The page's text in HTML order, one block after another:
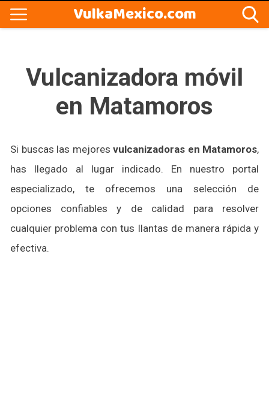
VulkaMexico.com
Vulcanizadora móvil
en Matamoros
Si buscas las mejores vulcanizadoras en Matamoros,
has llegado al lugar indicado. En nuestro portal
especializado, te ofrecemos una selección de
opciones confiables y de calidad para resolver
cualquier problema con tus llantas de manera rápida y
efectiva.